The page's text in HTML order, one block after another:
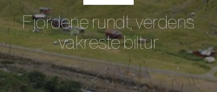
Fjordene rundt, verdens
vakreste biltur